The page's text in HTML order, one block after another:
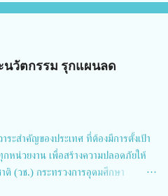
นวัตกรรม รุกแผนลด
ะสำคัญของประเทศ ที่ต้องมีการตั้งเป้า
หน่วยงาน เพื่อสร้างความปลอดภัยให้
ติ (วช.) กระทรวงการอุดมศึกษา